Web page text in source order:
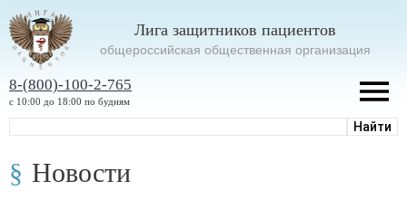
Лига защитников пациентов
oбщероссийская общественная организация
8-(800)-100-2-765
с 10:00 до 18:00 по будням
Новости